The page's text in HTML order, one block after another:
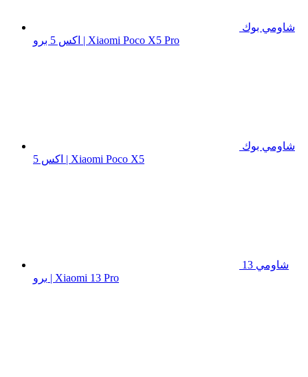
شاومي بوك
اكس 5 برو | Xiaomi Poco X5 Pro
شاومي بوك
اكس 5 | Xiaomi Poco X5
شاومي 13
برو | Xiaomi 13 Pro